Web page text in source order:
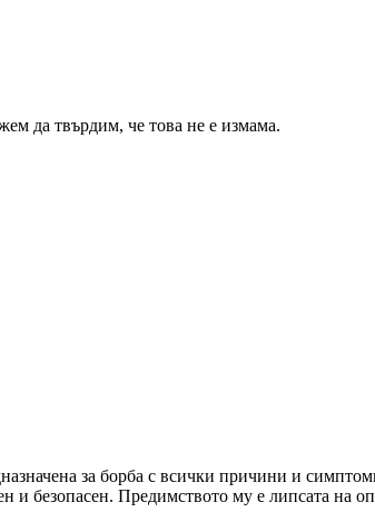
да твърдим, че това не е измама.
за борба с всички причини и
и безопасен. Предимството му е липсата на